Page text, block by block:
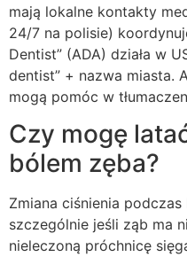
mają lokalne kontakty
24/7 na polisie)
Dentist” (ADA) działa w
dentist” + nazwa miasta.
mogą pomóc w
Czy mogę
bólem zęba?
Zmiana ciśnienia
szczególnie jeśli ząb ma
nieleczoną próchnicę